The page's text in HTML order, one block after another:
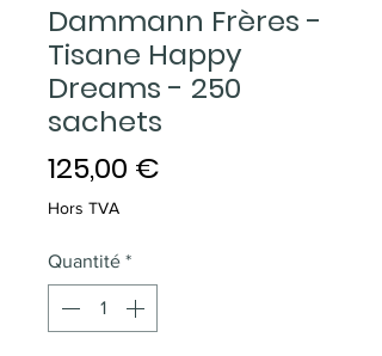
Dammann Frères -
Tisane Happy
Dreams - 250
sachets
125,00 €
Hors TVA
Quantité *